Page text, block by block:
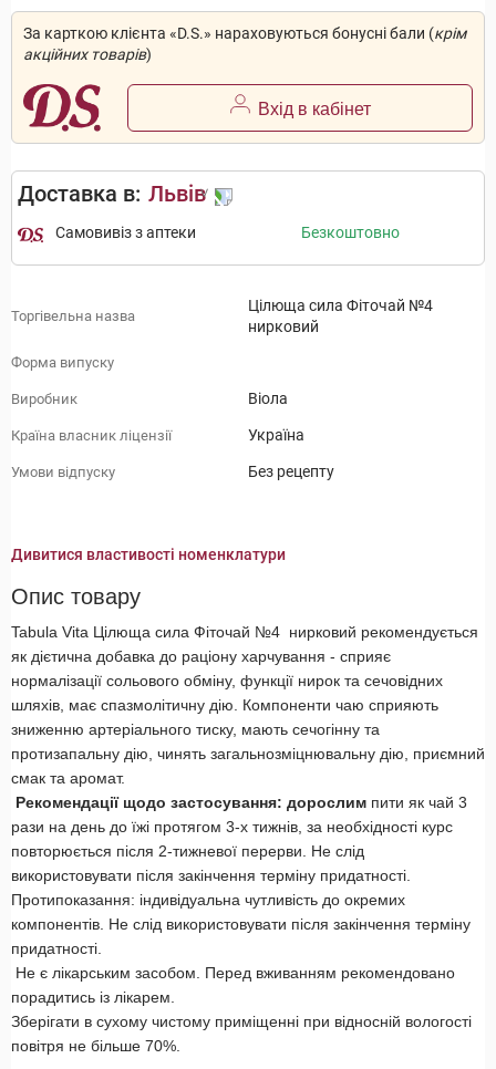
За карткою клієнта «D.S.» нараховуються бонусні бали (крім
акційних товарів)
Вхід в кабінет
Доставка в: Львів
Самовивіз з аптеки Безкоштовно
Торгівельна назва
Цілюща сила Фіточай №4
нирковий
Форма випуску
Виробник Віола
Країна власник ліцензії Україна
Умови відпуску Без рецепту
Дивитися властивості номенклатури
Опис товару
Tabula Vita Цілюща сила Фіточай №4 нирковий рекомендується
як дієтична добавка до раціону харчування - сприяє
нормалізації сольового обміну, функції нирок та сечовідних
шляхів, має спазмолітичну дію. Компоненти чаю сприяють
зниженню артеріального тиску, мають сечогінну та
протизапальну дію, чинять загальнозміцнювальну дію, приємний
смак та аромат.
Рекомендації щодо застосування: дорослим пити як чай 3
рази на день до їжі протягом 3-х тижнів, за необхідності курс
повторюється після 2-тижневої перерви. Не слід
використовувати після закінчення терміну придатності.
Протипоказання: індивідуальна чутливість до окремих
компонентів. Не слід використовувати після закінчення терміну
придатності.
Не є лікарським засобом. Перед вживанням рекомендовано
порадитись із лікарем.
Зберігати в сухому чистому приміщенні при відносній вологості
повітря не більше 70%.